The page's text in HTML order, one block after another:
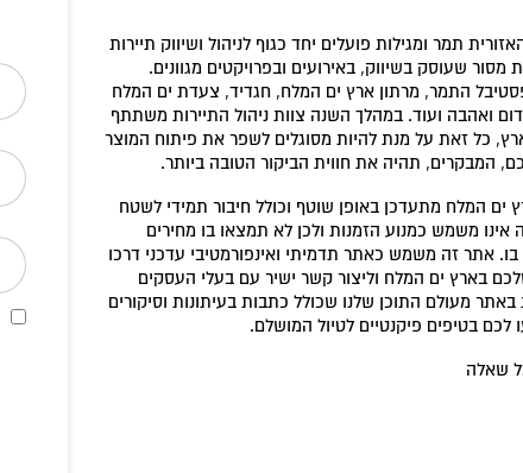
תמר ומגילות פועלים יחד כגוף לניהול ושיווק תיירות
שעוסק בשיווק, באירועים ובפרויקטים מגוונים.
התמר, מרתון ארץ ים המלח, חגדיד, צעדת ים המלח
ואהבה ועוד. במהלך השנה צוות ניהול התיירות משתתף
כל זאת על מנת להיות מסוגלים לשפר את פיתוח המוצר
המבקרים, תהיה את חווית הביקור הטובה ביותר.
ים המלח מתעדכן באופן שוטף וכולל חיבור תמידי לשטח
אינו משמש כמנוע הזמנות ולכן לא תמצאו בו מחירים
בו. אתר זה משמש כאתר תדמיתי ואינפורמטיבי עדכני דרכו
בארץ ים המלח וליצור קשר ישיר עם בעלי העסקים
באתר מעולם התוכן שלנו שכולל כתבות בעיתונות וסיקורים
לכם בטיפים פיקנטיים לטיול המושלם.
שאלה